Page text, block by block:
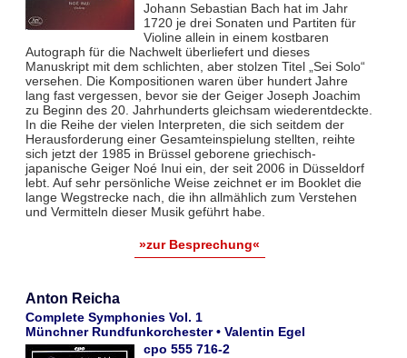
Johann Sebastian Bach hat im Jahr
1720 je drei Sonaten und Partiten für
Violine allein in einem kostbaren
Autograph für die Nachwelt überliefert und dieses
Manuskript mit dem schlichten, aber stolzen Titel „Sei Solo“
versehen. Die Kompositionen waren über hundert Jahre
lang fast vergessen, bevor sie der Geiger Joseph Joachim
zu Beginn des 20. Jahrhunderts gleichsam wiederentdeckte.
In die Reihe der vielen Interpreten, die sich seitdem der
Herausforderung einer Gesamteinspielung stellten, reihte
sich jetzt der 1985 in Brüssel geborene griechisch-
japanische Geiger Noé Inui ein, der seit 2006 in Düsseldorf
lebt. Auf sehr persönliche Weise zeichnet er im Booklet die
lange Wegstrecke nach, die ihn allmählich zum Verstehen
und Vermitteln dieser Musik geführt habe.
»zur Besprechung«
Anton Reicha
Complete Symphonies Vol. 1
Münchner Rundfunkorchester • Valentin Egel
cpo 555 716-2